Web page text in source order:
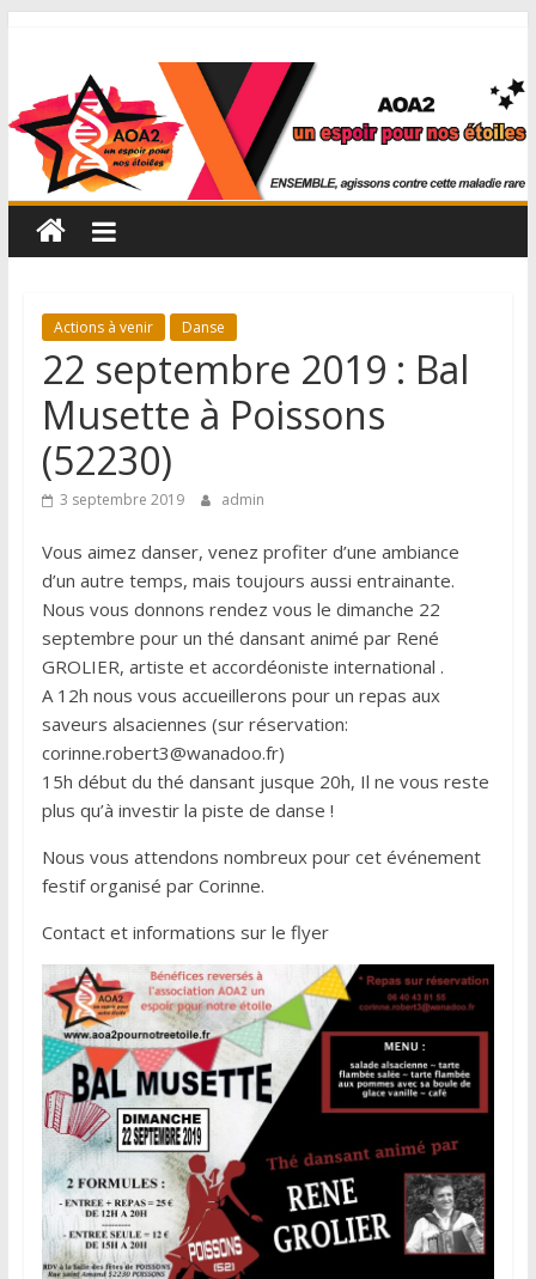
Actions à venir Danse
22 septembre 2019 : Bal
Musette à Poissons
(52230)
3 septembre 2019 admin
Vous aimez danser, venez profiter d’une ambiance
d’un autre temps, mais toujours aussi entrainante.
Nous vous donnons rendez vous le dimanche 22
septembre pour un thé dansant animé par René
GROLIER, artiste et accordéoniste international .
A 12h nous vous accueillerons pour un repas aux
saveurs alsaciennes (sur réservation:
corinne.robert3@wanadoo.fr)
15h début du thé dansant jusque 20h, Il ne vous reste
plus qu’à investir la piste de danse !
Nous vous attendons nombreux pour cet événement
festif organisé par Corinne.
Contact et informations sur le flyer